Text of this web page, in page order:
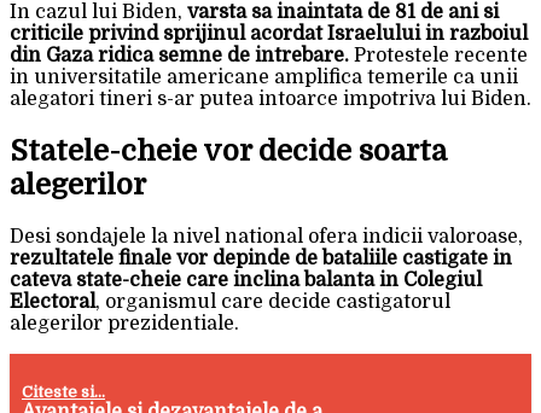
In cazul lui Biden, varsta sa inaintata de 81 de ani si
criticile privind sprijinul acordat Israelului in razboiul
din Gaza ridica semne de intrebare. Protestele recente
in universitatile americane amplifica temerile ca unii
alegatori tineri s-ar putea intoarce impotriva lui Biden.
Statele-cheie vor decide soarta
alegerilor
Desi sondajele la nivel national ofera indicii valoroase,
rezultatele finale vor depinde de bataliile castigate in
cateva state-cheie care inclina balanta in Colegiul
Electoral, organismul care decide castigatorul
alegerilor prezidentiale.
Citeste si...